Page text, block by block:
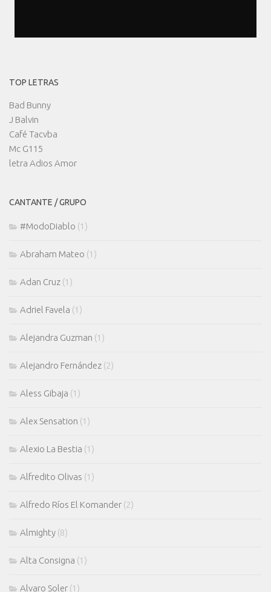
TOP LETRAS
Bad Bunny
J Balvin
Café Tacvba
Mc G115
letra Adios Amor
CANTANTE / GRUPO
#ModoDiablo (1)
Abraham Mateo (1)
Adan Cruz (1)
Adriel Favela (1)
Alejandra Guzman (1)
Alejandro Fernández (2)
Aless Gibaja (1)
Alex Sensation (1)
Alexio La Bestia (1)
Alfredito Olivas (1)
Alfredo Ríos El Komander (2)
Almighty (8)
Alta Consigna (1)
Alvaro Soler (1)